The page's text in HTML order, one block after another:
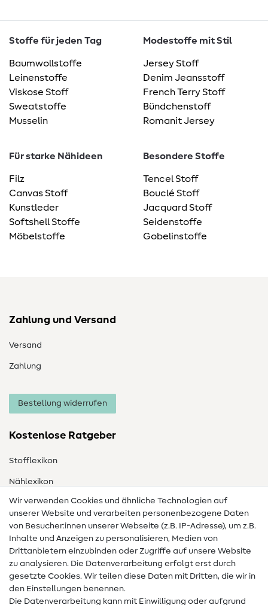
Stoffe für jeden Tag
Baumwollstoffe
Leinenstoffe
Viskose Stoff
Sweatstoffe
Musselin
Modestoffe mit Stil
Jersey Stoff
Denim Jeansstoff
French Terry Stoff
Bündchenstoff
Romanit Jersey
Für starke Nähideen
Filz
Canvas Stoff
Kunstleder
Softshell Stoffe
Möbelstoffe
Besondere Stoffe
Tencel Stoff
Bouclé Stoff
Jacquard Stoff
Seidenstoffe
Gobelinstoffe
Zahlung und Versand
Versand
Zahlung
Bestellung widerrufen
Kostenlose Ratgeber
Stofflexikon
Nählexikon
Nähanleitungen
Hilfe & Kontakt
Kontakt
Infos zum Betreiberwechsel
Wir verwenden Cookies und ähnliche Technologien auf
unserer Website und verarbeiten personenbezogene Daten
von Besucher:innen unserer Webseite (z.B. IP-Adresse), um z.B.
Inhalte und Anzeigen zu personalisieren, Medien von
Drittanbietern einzubinden oder Zugriffe auf unsere Website
zu analysieren. Die Datenverarbeitung erfolgt erst durch
gesetzte Cookies. Wir teilen diese Daten mit Dritten, die wir in
den Einstellungen benennen.
Die Datenverarbeitung kann mit Einwilligung oder aufgrund